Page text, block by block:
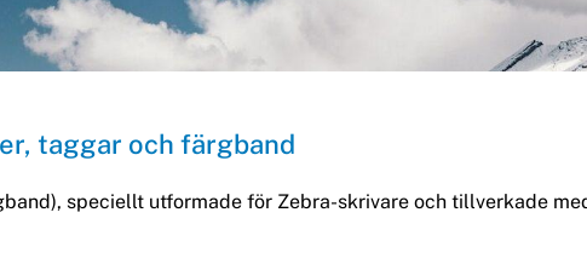
taggar och färgband
speciellt utformade för Zebra-skrivare och tillverkade